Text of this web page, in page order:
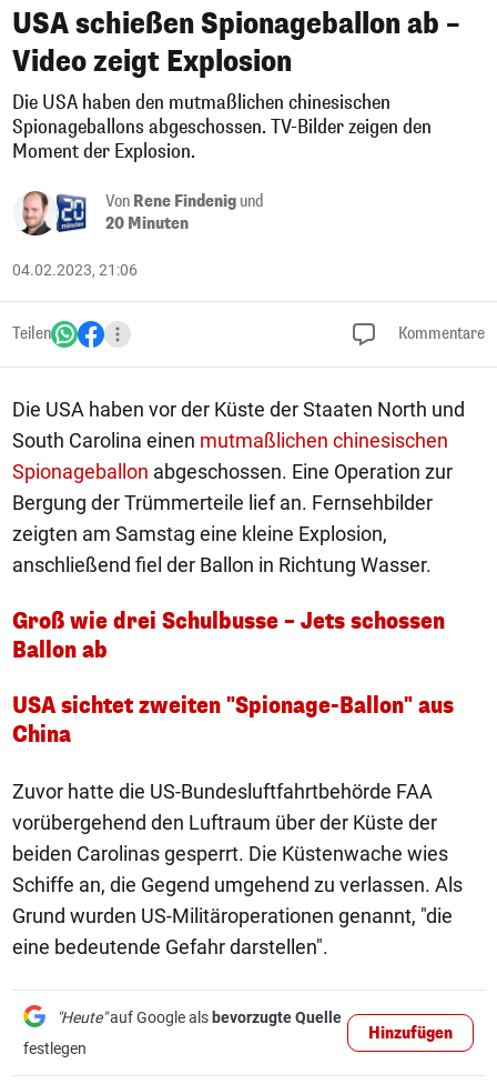
USA schießen Spionageballon ab –
Video zeigt Explosion
Die USA haben den mutmaßlichen chinesischen
Spionageballons abgeschossen. TV-Bilder zeigen den
Moment der Explosion.
Von Rene Findenig und
20 Minuten
04.02.2023, 21:06
Teilen Kommentare
Die USA haben vor der Küste der Staaten North und
South Carolina einen mutmaßlichen chinesischen
Spionageballon abgeschossen. Eine Operation zur
Bergung der Trümmerteile lief an. Fernsehbilder
zeigten am Samstag eine kleine Explosion,
anschließend fiel der Ballon in Richtung Wasser.
Groß wie drei Schulbusse – Jets schossen
Ballon ab
USA sichtet zweiten "Spionage-Ballon" aus
China
Zuvor hatte die US-Bundesluftfahrtbehörde FAA
vorübergehend den Luftraum über der Küste der
beiden Carolinas gesperrt. Die Küstenwache wies
Schiffe an, die Gegend umgehend zu verlassen. Als
Grund wurden US-Militäroperationen genannt, "die
eine bedeutende Gefahr darstellen".
"Heute"auf Google als bevorzugte Quelle
festlegen
Hinzufügen